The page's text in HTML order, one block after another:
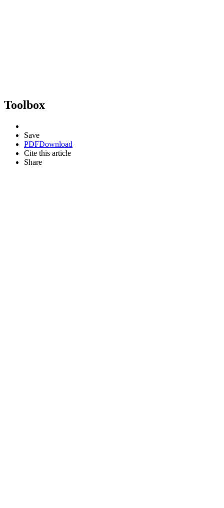
Toolbox
Save
PDFDownload
Cite this article
Share